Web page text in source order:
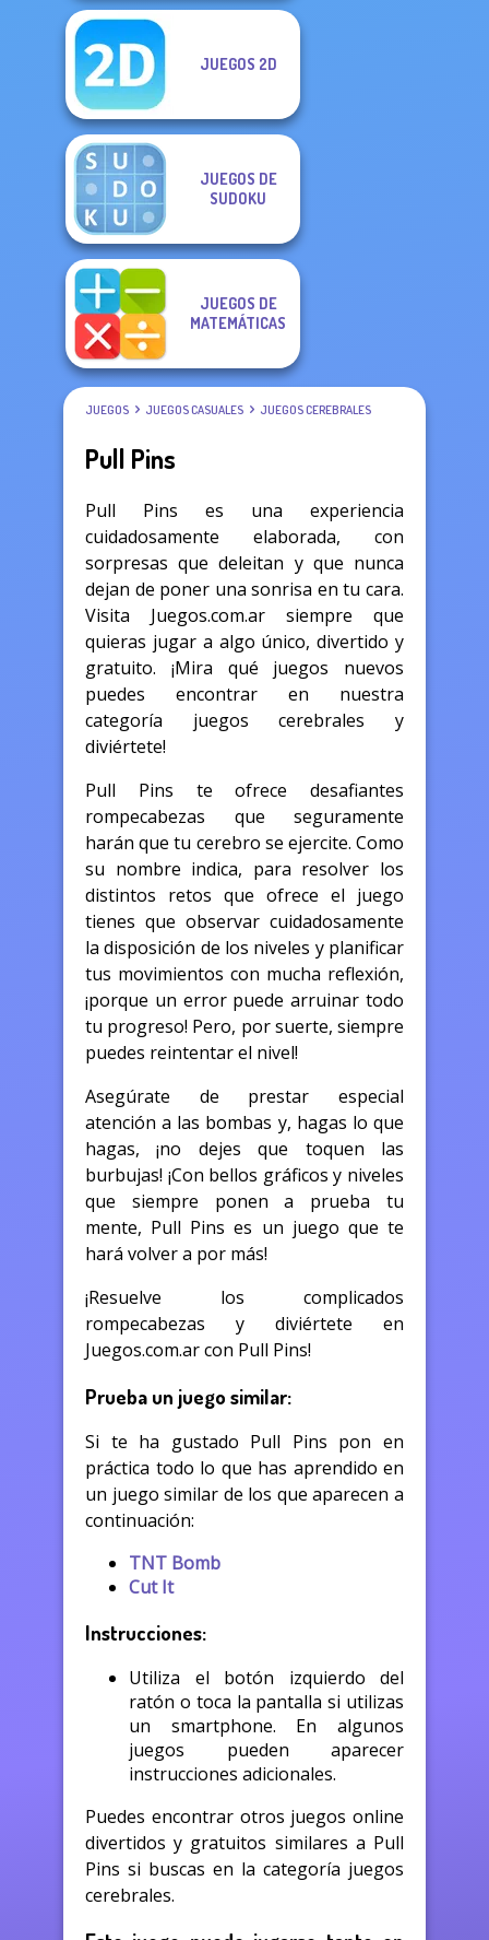
JUEGOS 2D
JUEGOS DE
SUDOKU
JUEGOS DE
MATEMÁTICAS
JUEGOS JUEGOS CASUALES JUEGOS CEREBRALES
Pull Pins
Pull Pins es una experiencia
cuidadosamente elaborada, con
sorpresas que deleitan y que nunca
dejan de poner una sonrisa en tu cara.
Visita Juegos.com.ar siempre que
quieras jugar a algo único, divertido y
gratuito. ¡Mira qué juegos nuevos
puedes encontrar en nuestra
categoría juegos cerebrales y
diviértete!
Pull Pins te ofrece desafiantes
rompecabezas que seguramente
harán que tu cerebro se ejercite. Como
su nombre indica, para resolver los
distintos retos que ofrece el juego
tienes que observar cuidadosamente
la disposición de los niveles y planificar
tus movimientos con mucha reflexión,
¡porque un error puede arruinar todo
tu progreso! Pero, por suerte, siempre
puedes reintentar el nivel!
Asegúrate de prestar especial
atención a las bombas y, hagas lo que
hagas, ¡no dejes que toquen las
burbujas! ¡Con bellos gráficos y niveles
que siempre ponen a prueba tu
mente, Pull Pins es un juego que te
hará volver a por más!
¡Resuelve los complicados
rompecabezas y diviértete en
Juegos.com.ar con Pull Pins!
Prueba un juego similar:
Si te ha gustado Pull Pins pon en
práctica todo lo que has aprendido en
un juego similar de los que aparecen a
continuación:
TNT Bomb
Cut It
Instrucciones:
Utiliza el botón izquierdo del
ratón o toca la pantalla si utilizas
un smartphone. En algunos
juegos pueden aparecer
instrucciones adicionales.
Puedes encontrar otros juegos online
divertidos y gratuitos similares a Pull
Pins si buscas en la categoría juegos
cerebrales.